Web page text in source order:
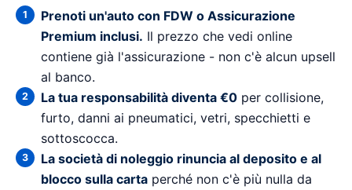
Prenoti un'auto con FDW o Assicurazione
Premium inclusi. Il prezzo che vedi online
contiene già l'assicurazione - non c'è alcun upsell
al banco.
La tua responsabilità diventa €0 per collisione,
furto, danni ai pneumatici, vetri, specchietti e
sottoscocca.
La società di noleggio rinuncia al deposito e al
blocco sulla carta perché non c'è più nulla da